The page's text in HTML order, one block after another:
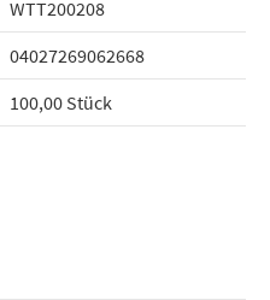
WTT200208
04027269062668
100,00 Stück